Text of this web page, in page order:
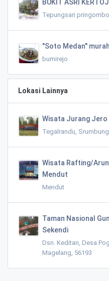
BUKIT ASRI
Tepungsari
"Soto Medan"
bumirejo
Lokasi Lainnya
Wisata Jurang
Tegalrandu,
Wisata Rafting/
Mendut
Mendut
Taman Nasional
Sekendi
Dsn. Keditan, Desa
Magelang, 56193